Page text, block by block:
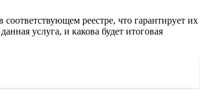
реестре, что гарантирует их
данная услуга, и какова будет итоговая